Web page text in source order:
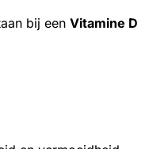
bij een Vitamine D